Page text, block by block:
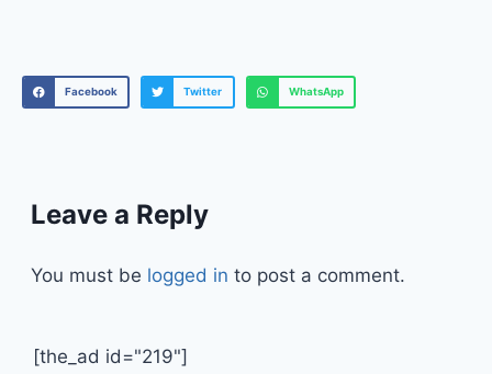
Facebook Twitter WhatsApp
Leave a Reply
You must be logged in to post a comment.
[the_ad id="219"]